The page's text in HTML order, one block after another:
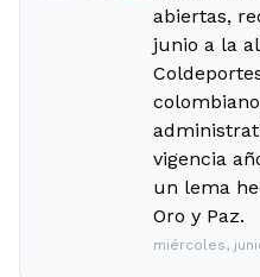
abiertas,
junio a la
vigencia
un lema
Oro y Paz.
miércoles,